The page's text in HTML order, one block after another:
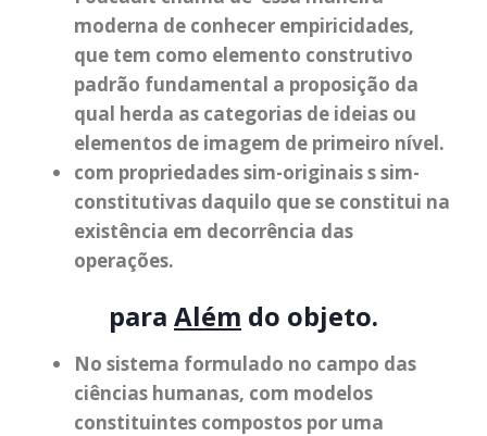
moderna de conhecer empiricidades,
que tem como elemento construtivo
padrão fundamental a proposição da
qual herda as categorias de ideias ou
elementos de imagem de primeiro nível.
com propriedades sim-originais s sim-
constitutivas daquilo que se constitui na
existência em decorrência das
operações.
para Além do objeto.
No sistema formulado no campo das
ciências humanas, com modelos
constituintes compostos por uma